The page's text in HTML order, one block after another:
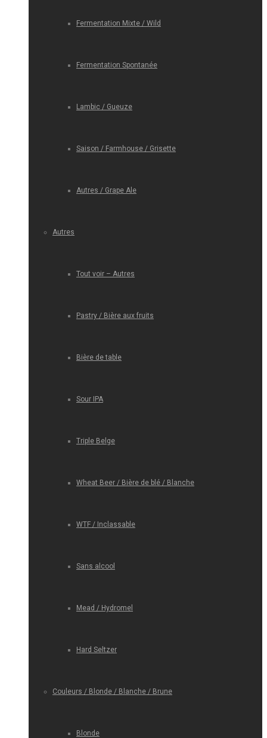
Fermentation Mixte / Wild
Fermentation Spontanée
Lambic / Gueuze
Saison / Farmhouse / Grisette
Autres / Grape Ale
Autres
Tout voir – Autres
Pastry / Bière aux fruits
Bière de table
Sour IPA
Triple Belge
Wheat Beer / Bière de blé / Blanche
WTF / Inclassable
Sans alcool
Mead / Hydromel
Hard Seltzer
Couleurs / Blonde / Blanche / Brune
Blonde